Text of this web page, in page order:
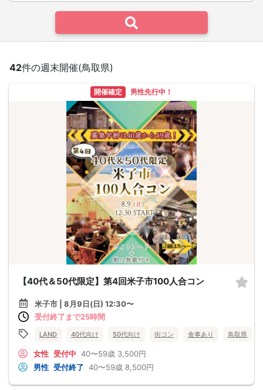
42件の週末開催(鳥取県)
開催確定 男性先行中！
【40代＆50代限定】第4回米子市100人合コン
米子市 | 8月9日(日) 12:30〜
受付終了まで25時間
LAND 40代向け 50代向け 街コン 食事あり 鳥取県
女性 受付中 40〜59歳 3,500円
男性 受付終了 40〜59歳 8,500円